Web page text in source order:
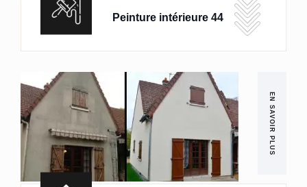
Peinture intérieure 44
EN SAVOIR PLUS